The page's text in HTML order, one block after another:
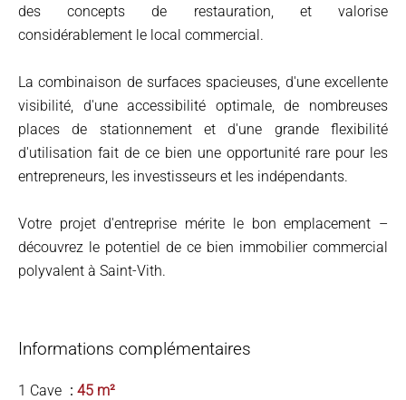
des concepts de restauration, et valorise
considérablement le local commercial.
La combinaison de surfaces spacieuses, d'une excellente
visibilité, d'une accessibilité optimale, de nombreuses
places de stationnement et d'une grande flexibilité
d'utilisation fait de ce bien une opportunité rare pour les
entrepreneurs, les investisseurs et les indépendants.
Votre projet d'entreprise mérite le bon emplacement –
découvrez le potentiel de ce bien immobilier commercial
polyvalent à Saint-Vith.
Informations complémentaires
1 Cave
45 m²